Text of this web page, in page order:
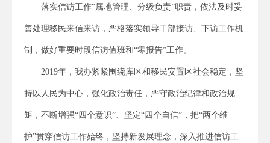
落实信访工作“属地管理、分级负责”职责，依法及时妥
善处理移民来信来访，严格落实领导干部接访、下访工作机
制，做好重要时段信访值班和“零报告”工作。
2019年，我办紧紧围绕库区和移民安置区社会稳定，坚
持以人民为中心，强化政治责任，严守政治纪律和政治规
矩，不断增强“四个意识”、坚定“四个自信”，把“两个维
护”贯穿信访工作始终，坚持新发展理念，深入推进信访工